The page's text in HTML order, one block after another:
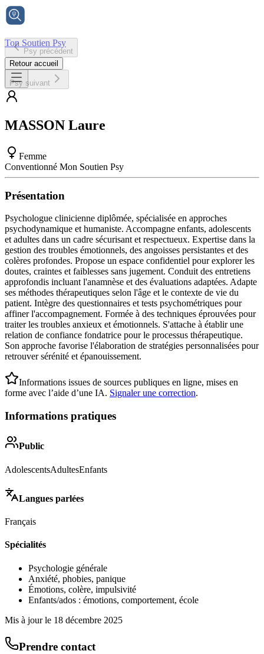
Ton Soutien Psy
Accueil
Psy précédent
Retour accueil
Psy suivant
MASSON Laure
Femme
Conventionné Mon Soutien Psy
Présentation
Psychologue clinicienne diplômée, spécialisée en approches
psychodynamique et humaniste. Accompagne enfants, adolescents
et adultes dans un cadre sécurisant et respectueux. Expertise dans la
gestion des troubles émotionnels, des angoisses persistantes et des
colères profondes. Propose un espace confidentiel pour explorer les
doutes, craintes et faiblesses sans jugement. Conduit des entretiens
approfondis incluant l'anamnèse et des évaluations adaptées. Adapte
ses méthodes thérapeutiques selon l'âge et le contexte de vie du
patient. Intègre des questionnaires et tests psychométriques pour
affiner l'accompagnement. Formée à des techniques éprouvées pour
traiter les troubles anxieux et émotionnels. S'attache à établir une
relation de confiance fondatrice pour le processus thérapeutique.
Son approche favorise l'élaboration de stratégies personnalisées pour
retrouver sérénité et épanouissement.
Informations issues de sources publiques en ligne, mises en
forme avec l’aide d’une IA. Signaler une correction.
Informations pratiques
Public
AdolescentsAdultesEnfants
Langues parlées
Français
Spécialités
Psychologie générale
Anxiété, phobies, panique
Émotions, colère, impulsivité
Enfants/ados : émotions, comportement, école
Mis à jour le 18 décembre 2025
Prendre contact